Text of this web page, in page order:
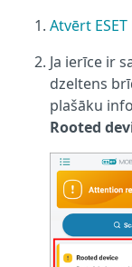
Atvērt
Ja ierīce ir
dzeltens
plašāku
Rooted